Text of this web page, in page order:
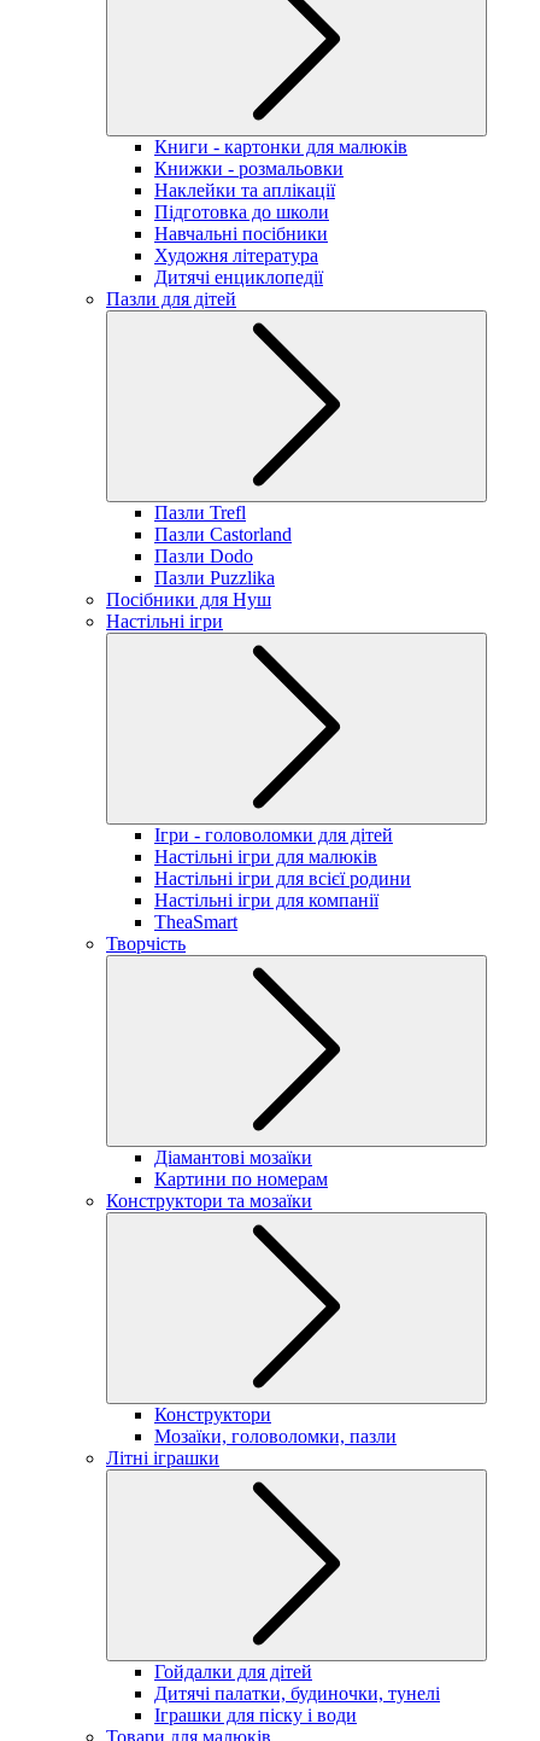
Книги - картонки для малюків
Книжки - розмальовки
Наклейки та аплікації
Підготовка до школи
Навчальні посібники
Художня література
Дитячі енциклопедії
Пазли для дітей
Пазли Trefl
Пазли Castorland
Пазли Dodo
Пазли Puzzlika
Посібники для Нуш
Настільні ігри
Ігри - головоломки для дітей
Настільні ігри для малюків
Настільні ігри для всієї родини
Настільні ігри для компанії
TheaSmart
Творчість
Діамантові мозаїки
Картини по номерам
Конструктори та мозаїки
Конструктори
Мозаїки, головоломки, пазли
Літні іграшки
Гойдалки для дітей
Дитячі палатки, будиночки, тунелі
Іграшки для піску і води
Товари для малюків